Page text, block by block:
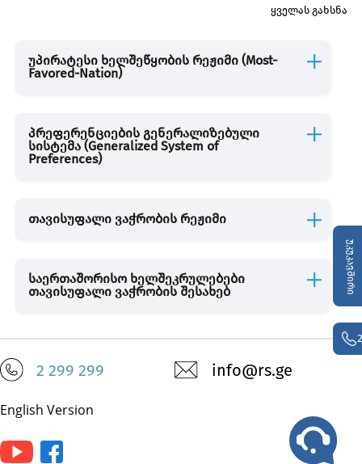
უკუკავშირი
ქვეყნები, რომლებთანაც მოქმედებს თავისუფალი ვაჭრობის
ყველას გახსნა
უპირატესი ხელშეწყობის რეჟიმი (Most-
Favored-Nation)
პრეფერენციების გენერალიზებული
სისტემა (Generalized System of
Preferences)
თავისუფალი ვაჭრობის რეჟიმი
საერთაშორისო ხელშეკრულებები
თავისუფალი ვაჭრობის შესახებ
English Version
info@rs.ge
2 299 299